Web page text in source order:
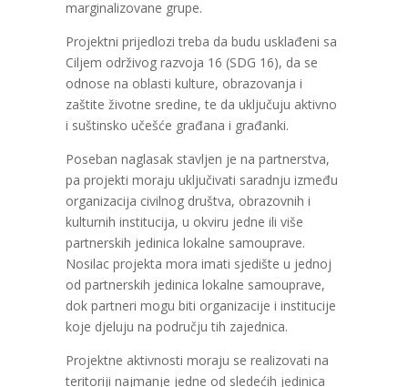
marginalizovane grupe.
Projektni prijedlozi treba da budu usklađeni sa
Ciljem održivog razvoja 16 (SDG 16), da se
odnose na oblasti kulture, obrazovanja i
zaštite životne sredine, te da uključuju aktivno
i suštinsko učešće građana i građanki.
Poseban naglasak stavljen je na partnerstva,
pa projekti moraju uključivati saradnju između
organizacija civilnog društva, obrazovnih i
kulturnih institucija, u okviru jedne ili više
partnerskih jedinica lokalne samouprave.
Nosilac projekta mora imati sjedište u jednoj
od partnerskih jedinica lokalne samouprave,
dok partneri mogu biti organizacije i institucije
koje djeluju na području tih zajednica.
Projektne aktivnosti moraju se realizovati na
teritoriji najmanje jedne od sledećih jedinica